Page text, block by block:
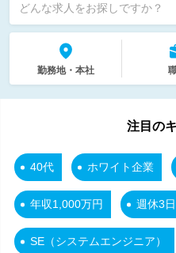
どんな求人をお探しですか？
勤務地・本社
注目の
40代 ホワイト企業
年収1,000万円 週休3日
SE（システムエンジニア）